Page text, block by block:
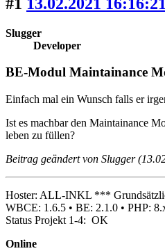
Slugger
Developer
BE-Modul Maintainance
Einfach mal ein Wunsch falls er
Ist es machbar den Maintainance
leben zu füllen?
Beitrag geändert von Slugger
Hoster: ALL-INKL ***
WBCE: 1.6.5 • BE: 2.1.0 • PHP:
Status Projekt 1-4: OK
Online